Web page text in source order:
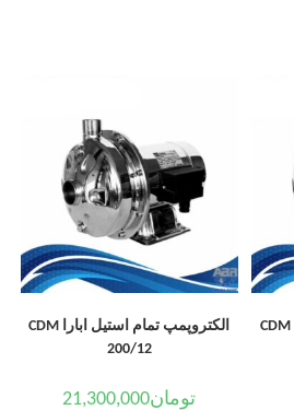
الکتروپمپ تمام استیل ابارا CDM
الکتروپمپ تمام استیل ابارا CDM
200/12
تومان21,300,000